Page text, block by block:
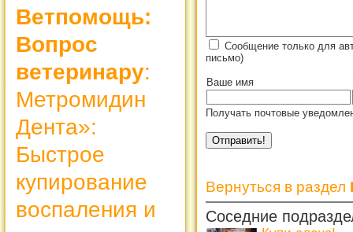
Ветпомощь:
Вопрос
ветеринару:
Метромидин
Дента»:
Быстрое
купирование
воспаления и
Сообщение только для
письмо)
Ваше имя
Получать почтовые
Вернуться в раздел
Соседние